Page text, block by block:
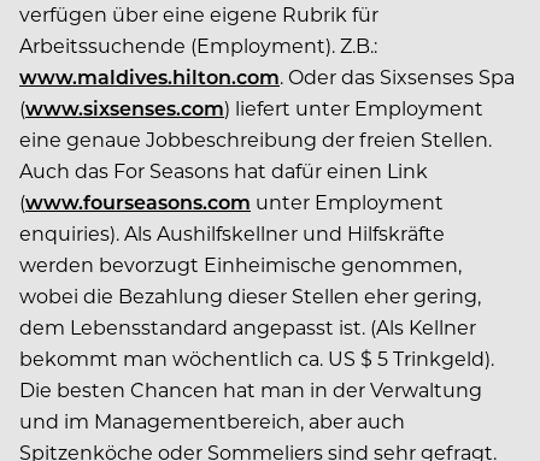
verfügen über eine eigene Rubrik für
Arbeitssuchende (Employment). Z.B.:
www.maldives.hilton.com. Oder das Sixsenses Spa
(www.sixsenses.com) liefert unter Employment
eine genaue Jobbeschreibung der freien Stellen.
Auch das For Seasons hat dafür einen Link
(www.fourseasons.com unter Employment
enquiries). Als Aushilfskellner und Hilfskräfte
werden bevorzugt Einheimische genommen,
wobei die Bezahlung dieser Stellen eher gering,
dem Lebensstandard angepasst ist. (Als Kellner
bekommt man wöchentlich ca. US $ 5 Trinkgeld).
Die besten Chancen hat man in der Verwaltung
und im Managementbereich, aber auch
Spitzenköche oder Sommeliers sind sehr gefragt.